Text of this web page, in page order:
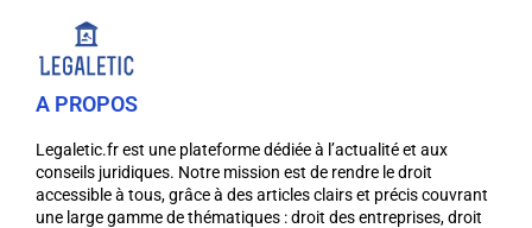
A PROPOS
Legaletic.fr est une plateforme dédiée à l’actualité et aux
conseils juridiques. Notre mission est de rendre le droit
accessible à tous, grâce à des articles clairs et précis couvrant
une large gamme de thématiques : droit des entreprises, droit